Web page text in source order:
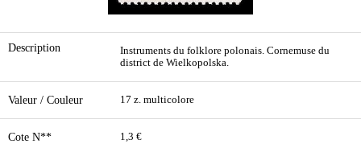
Description
Instruments du folklore polonais. Cornemuse du
district de Wielkopolska.
Valeur / Couleur 17 z. multicolore
Cote N** 1,3 €